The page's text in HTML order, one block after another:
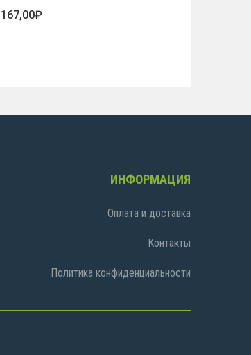
167,00₽
ИНФОРМАЦИЯ
Оплата и доставка
Контакты
Политика конфиденциальности